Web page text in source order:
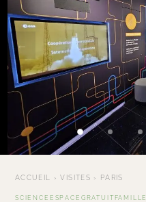
←
ACCUEIL ›VISITES › PARIS
SCIENCE ESPACE GRATUITFAMILLE